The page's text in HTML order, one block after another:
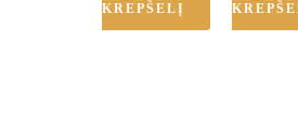
KREPŠELĮ